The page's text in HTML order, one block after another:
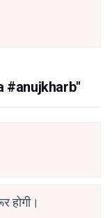
#anujkharb"
होगी।